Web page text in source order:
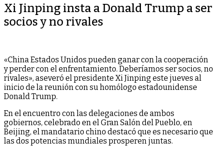
Xi Jinping insta a Donald Trump a ser
socios y no rivales
«China Estados Unidos pueden ganar con la cooperación
y perder con el enfrentamiento. Deberíamos ser socios, no
rivales», aseveró el presidente Xi Jinping este jueves al
inicio de la reunión con su homólogo estadounidense
Donald Trump.
En el encuentro con las delegaciones de ambos
gobiernos, celebrado en el Gran Salón del Pueblo, en
Beijing, el mandatario chino destacó que es necesario que
las dos potencias mundiales prosperen juntas.